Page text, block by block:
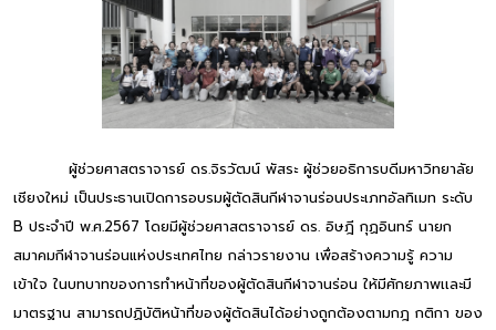
ผู้ช่วยศาสตราจารย์ ดร.จิรวัฒน์ พัสระ ผู้ช่วยอธิการบดีมหาวิทยาลัย
เชียงใหม่ เป็นประธานเปิดการอบรมผู้ตัดสินกีฬาจานร่อนประเภทอัลทิเมท ระดับ
B ประจำปี พ.ศ.2567 โดยมีผู้ช่วยศาสตราจารย์ ดร. อิษฎี กุฏอินทร์ นายก
สมาคมกีฬาจานร่อนแห่งประเทศไทย กล่าวรายงาน เพื่อสร้างความรู้ ความ
เข้าใจ ในบทบาทของการทำหน้าที่ของผู้ตัดสินกีฬาจานร่อน ให้มีศักยภาพเเละมี
มาตรฐาน สามารถปฏิบัติหน้าที่ของผู้ตัดสินได้อย่างถูกต้องตามกฎ กติกา ของ